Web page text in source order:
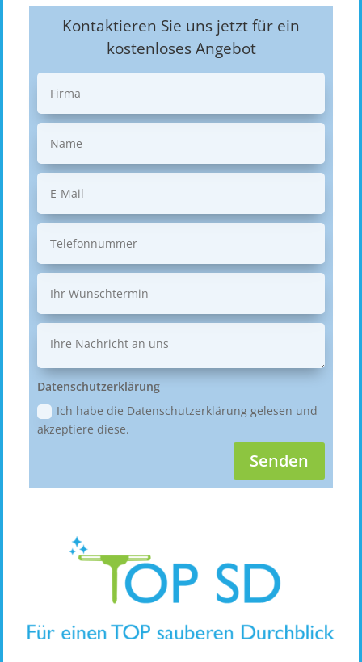
Kontaktieren Sie uns jetzt für ein
kostenloses Angebot
Datenschutzerklärung
Ich habe die Datenschutzerklärung gelesen und
akzeptiere diese.
Senden